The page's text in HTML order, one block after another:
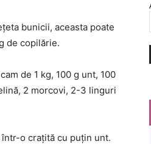
bunicii, aceasta poate
de copilărie.
de 1 kg, 100 g unt, 100
2 morcovi, 2-3 linguri
o crațită cu puțin unt.